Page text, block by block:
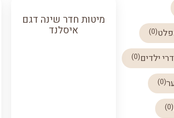
(
0
)
ילדים(
0
)
(
0
)
(
0
)
מיטות חדר שינה דגם
איסלנד